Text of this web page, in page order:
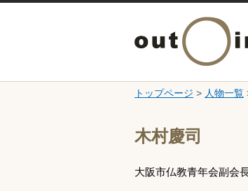
トップページ > 人物一覧
木村慶司
大阪市仏教青年会副会